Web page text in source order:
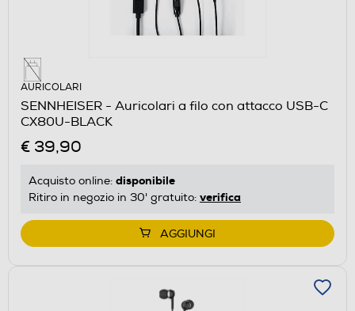
AURICOLARI
SENNHEISER - Auricolari a filo con attacco USB-C
CX80U-BLACK
€ 39,90
Acquisto online: disponibile
Ritiro in negozio in 30' gratuito: verifica
AGGIUNGI